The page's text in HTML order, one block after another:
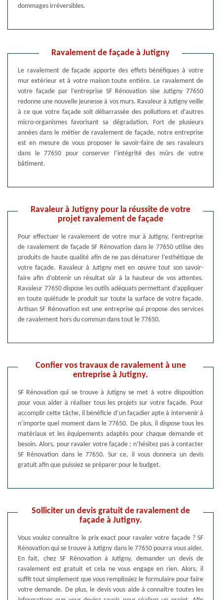
dommages irréversibles.
Ravalement de façade à Jutigny
Le ravalement de façade apporte des effets bénéfiques à votre
mur extérieur et à votre maison toute entière. Le ravalement de
votre façade par l’entreprise SF Rénovation sise Jutigny 77650
redonne une nouvelle jeunesse à vos murs. Ravaleur à Jutigny veille
à ce que votre façade soit débarrassée des pollutions et d’autres
micro-organismes favorisant sa dégradation. Fort de plusieurs
années dans le métier de ravalement de façade, notre entreprise
est en mesure de vous proposer le savoir-faire de ses ravaleurs
dans le 77650 pour conserver l’intégrité des mûrs de votre
bâtiment.
Ravaleur à Jutigny pour la réussite de votre
projet ravalement de façade
Pour effectuer le ravalement de votre mur à Jutigny, l’entreprise
de ravalement de façade SF Rénovation dans le 77650 utilise des
produits de haute qualité afin de ne pas dénaturer l’esthétique de
votre façade. Ravaleur à Jutigny met en œuvre tout son savoir-
faire afin d’obtenir un résultat sûr à la hauteur de vos attentes.
Ravaleur 77650 dispose les outils adéquats permettant d’appliquer
en toute quiétude le produit sur toute la surface de votre façade.
Artisan SF Rénovation est une entreprise qui propose des services
de ravalement hors du commun dans tout le 77650.
Confier vos travaux de ravalement à une
entreprise à Jutigny.
SF Rénovation qui se trouve à Jutigny se met à votre disposition
pour vous aider à réaliser tous les projets sur votre façade. Pour
accomplir cette tâche, il bénéficie d’un façadier apte à intervenir à
n’importe quel moment dans le 77650. De plus, il dispose tous les
matériaux et les équipements adaptés pour chaque demande et
besoin. Alors, pour ravaler votre façade ; n’hésitez pas à contacter
SF Rénovation dans le 77650. Sur ce, il vous donnera un devis
gratuit afin que puissiez se préparer pour le budget.
Solliciter un devis gratuit de ravalement de
façade à Jutigny.
Vous voulez connaître le prix exact pour ravaler votre façade ? SF
Rénovation qui se trouve à Jutigny dans le 77650 pourra vous aider.
En fait, chez SF Rénovation à Jutigny, demander un devis de
ravalement est gratuit et cela ne vous engage en rien. Alors, il
suffit tout simplement que vous remplissiez le formulaire pour faire
votre demande. De plus, le devis vous aide à connaître toutes les